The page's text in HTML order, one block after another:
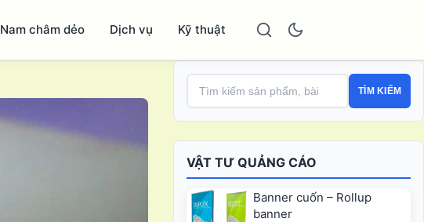
Nam châm dẻo Dịch vụ Kỹ thuật
TÌM KIẾM
VẬT TƯ QUẢNG CÁO
Banner cuốn – Rollup
banner